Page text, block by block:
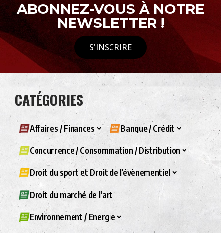
ABONNEZ-VOUS À NOTRE
NEWSLETTER !
S'INSCRIRE
CATÉGORIES
Affaires / Finances Banque / Crédit
Concurrence / Consommation / Distribution
Droit du sport et Droit de l’évènementiel
Droit du marché de l’art
Environnement / Energie